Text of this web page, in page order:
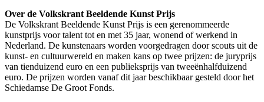
Over de Volkskrant Beeldende Kunst Prijs
De Volkskrant Beeldende Kunst Prijs is een gerenommeerde
kunstprijs voor talent tot en met 35 jaar, wonend of werkend in
Nederland. De kunstenaars worden voorgedragen door scouts uit de
kunst- en cultuurwereld en maken kans op twee prijzen: de juryprijs
van tienduizend euro en een publieksprijs van tweeënhalfduizend
euro. De prijzen worden vanaf dit jaar beschikbaar gesteld door het
Schiedamse De Groot Fonds.